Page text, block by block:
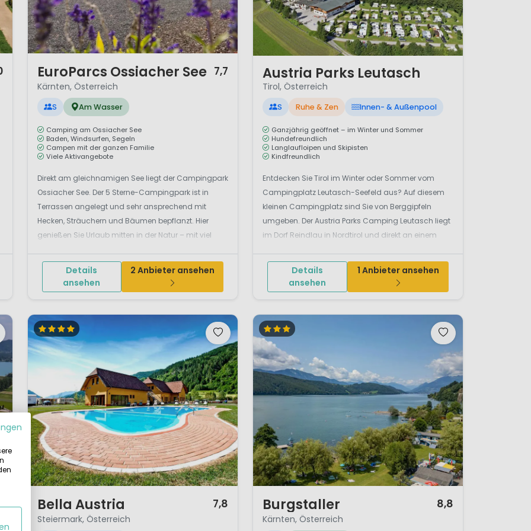
EuroParcs Ossiacher See 7,7
Kärnten, Österreich
S Am Wasser
Camping am Ossiacher See
Baden, Windsurfen, Segeln
Campen mit der ganzen Familie
Viele Aktivangebote
Direkt am gleichnamigen See liegt der Campingpark
Ossiacher See. Der 5 Sterne-Campingpark ist in
Terrassen angelegt und sehr ansprechend mit
Hecken, Sträuchern und Bäumen bepflanzt. Hier
genießen Sie Urlaub mitten in der Natur – mit viel
Familienurlaub mit Wasserspaß und B...
Details
ansehen
2 Anbieter ansehen
Austria Parks Leutasch
Tirol, Österreich
S Ruhe & Zen Innen- & Außenpool
Ganzjährig geöffnet – im Winter und Sommer
Hundefreundlich
Langlaufloipen und Skipisten
Kindfreundlich
Entdecken Sie Tirol im Winter oder Sommer vom
Campingplatz Leutasch-Seefeld aus? Auf diesem
kleinen Campingplatz sind Sie von Berggipfeln
umgeben. Der Austria Parks Camping Leutasch liegt
im Dorf Reindlau in Nordtirol und direkt an einem
Winterwunderwelt genießen. Bei der Buchung eine...
Details
ansehen
1 Anbieter ansehen
Bella Austria 7,8
Steiermark, Österreich
Burgstaller 8,8
Kärnten, Österreich